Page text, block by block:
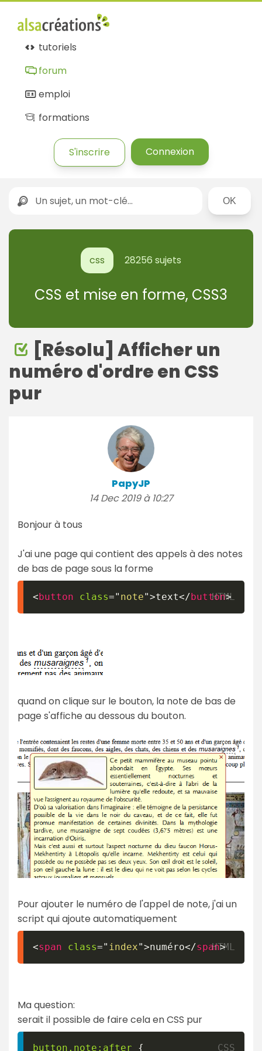
tutoriels
forum
emploi
formations
S'inscrire Connexion
Rechercher
css 28256 sujets
CSS et mise en forme, CSS3
[Résolu] Afficher un
numéro d'ordre en CSS
pur
PapyJP
14 Dec 2019 à 10:27
Bonjour à tous
J'ai une page qui contient des appels à des notes
de bas de page sous la forme
<button class=" note">text</button>
quand on clique sur le bouton, la note de bas de
page s'affiche au dessous du bouton.
Pour ajouter le numéro de l'appel de note, j'ai un
script qui ajoute automatiquement
<span class=" index">numéro</span>
Ma question:
serait il possible de faire cela en CSS pur
button .note :after {